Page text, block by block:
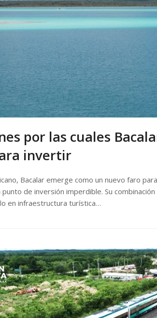
por las cuales
invertir
Bacalar emerge como un nuevo faro
de inversión imperdible. Su
en infraestructura turística…